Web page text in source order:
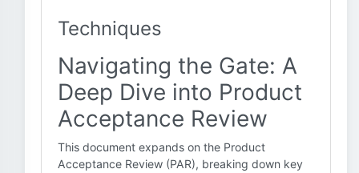
Techniques
Navigating the Gate: A
Deep Dive into Product
Acceptance Review
This document expands on the Product
Acceptance Review (PAR), breaking down key